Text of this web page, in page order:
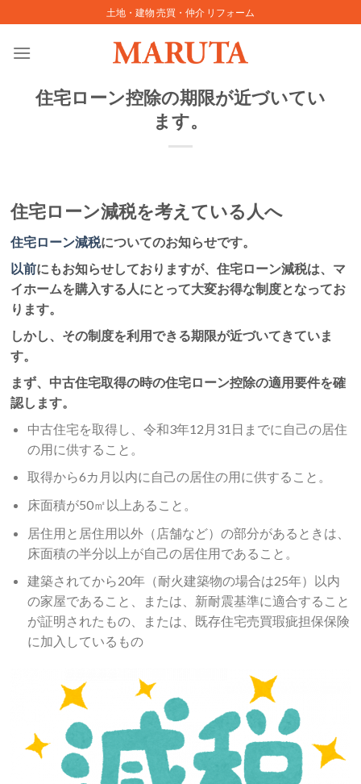
to
content
土地・建物 売買・仲介 リフォーム
住宅ローン控除の期限が近づいてい
ます。
住宅ローン減税を考えている人へ
住宅ローン減税についてのお知らせです。
以前にもお知らせしておりますが、住宅ローン減税は、マ
イホームを購入する人にとって大変お得な制度となってお
ります。
しかし、その制度を利用できる期限が近づいてきていま
す。
まず、中古住宅取得の時の住宅ローン控除の適用要件を確
認します。
中古住宅を取得し、令和3年12月31日までに自己の居住
の用に供すること。
取得から6カ月以内に自己の居住の用に供すること。
床面積が50㎡以上あること。
居住用と居住用以外（店舗など）の部分があるときは、
床面積の半分以上が自己の居住用であること。
建築されてから20年（耐火建築物の場合は25年）以内
の家屋であること、または、新耐震基準に適合すること
が証明されたもの、または、既存住宅売買瑕疵担保保険
に加入しているもの